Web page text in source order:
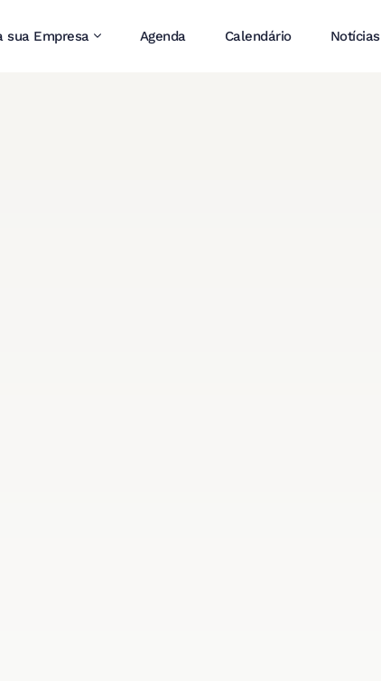
sua Empresa Agenda Calendário Notícias